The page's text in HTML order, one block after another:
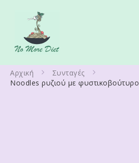
No More Diet
Αρχική
Συνταγές
Noodles ρυζιού με φυστικοβούτυρο